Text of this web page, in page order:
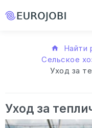
Найти
Сельское
Уход за
Уход за